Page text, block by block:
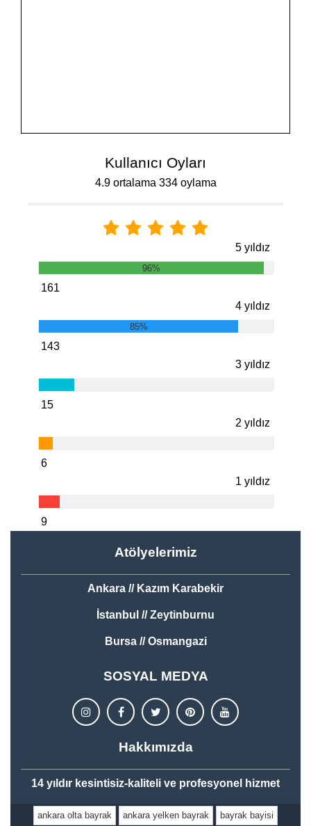
Kullanıcı Oyları
4.9 ortalama 334 oylama
5 yıldız
96%
161
4 yıldız
85%
143
3 yıldız
15
2 yıldız
6
1 yıldız
9
Atölyelerimiz
Ankara // Kazım Karabekir
İstanbul // Zeytinburnu
Bursa // Osmangazi
SOSYAL MEDYA
Hakkımızda
14 yıldır kesintisiz-kaliteli ve profesyonel hizmet
ankara olta bayrak ankara yelken bayrak bayrak bayisi